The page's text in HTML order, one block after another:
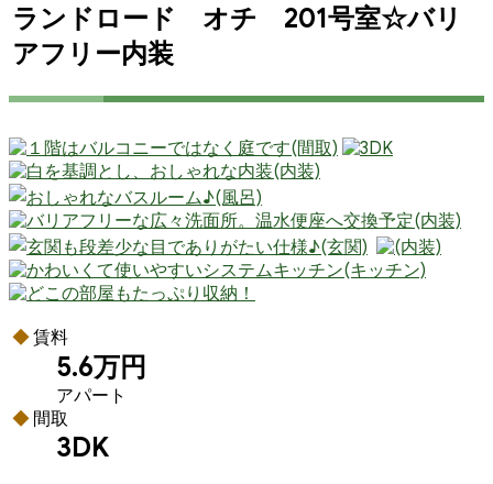
ランドロード オチ 201号室☆バリ
アフリー内装
賃料
5.6万円
アパート
間取
3DK